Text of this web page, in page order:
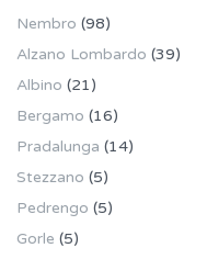
Nembro (98)
Alzano Lombardo (39)
Albino (21)
Bergamo (16)
Pradalunga (14)
Stezzano (5)
Pedrengo (5)
Gorle (5)